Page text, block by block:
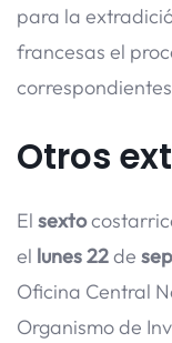
para la
francesas el
Otros
El sexto
el lunes 22de
Oficina Central
Organismo de